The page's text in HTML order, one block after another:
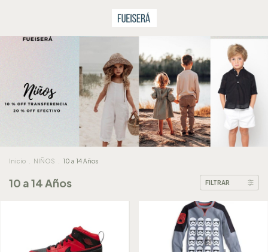
Inicio NIÑOS 10 a 14 Años
10 a 14 Años FILTRAR